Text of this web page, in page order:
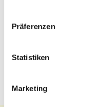
Präferenzen
Statistiken
Marketing